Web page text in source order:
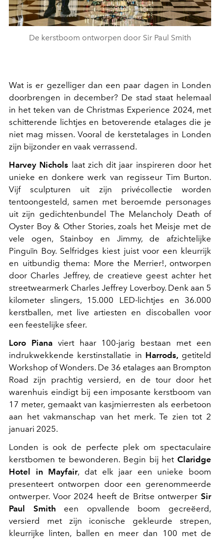
De kerstboom ontworpen door Sir Paul Smith
Wat is er gezelliger dan een paar dagen in Londen
doorbrengen in december? De stad staat helemaal
in het teken van de Christmas Experience 2024, met
schitterende lichtjes en betoverende etalages die je
niet mag missen. Vooral de kerstetalages in Londen
zijn bijzonder en vaak verrassend.
Harvey Nichols laat zich dit jaar inspireren door het
unieke en donkere werk van regisseur Tim Burton.
Vijf sculpturen uit zijn privécollectie worden
tentoongesteld, samen met beroemde personages
uit zijn gedichtenbundel The Melancholy Death of
Oyster Boy & Other Stories, zoals het Meisje met de
vele ogen, Stainboy en Jimmy, de afzichtelijke
Pinguïn Boy. Selfridges kiest juist voor een kleurrijk
en uitbundig thema: More the Merrier!, ontworpen
door Charles Jeffrey, de creatieve geest achter het
streetwearmerk Charles Jeffrey Loverboy. Denk aan 5
kilometer slingers, 15.000 LED-lichtjes en 36.000
kerstballen, met live artiesten en discoballen voor
een feestelijke sfeer.
Loro Pianaviert haar 100-jarig bestaan met een
indrukwekkende kerstinstallatie in Harrods,getiteld
Workshop of Wonders. De 36 etalages aan Brompton
Road zijn prachtig versierd, en de tour door het
warenhuis eindigt bij een imposante kerstboom van
17 meter, gemaakt van kasjmierresten als eerbetoon
aan het vakmanschap van het merk. Te zien tot 2
januari 2025.
Londen is ook de perfecte plek om spectaculaire
kerstbomen te bewonderen. Begin bij het Claridge
Hotel in Mayfair, dat elk jaar een unieke boom
presenteert ontworpen door een gerenommeerde
ontwerper. Voor 2024 heeft de Britse ontwerper Sir
Paul Smith een opvallende boom gecreëerd,
versierd met zijn iconische gekleurde strepen,
kleurrijke linten, ballen en meer dan 100 met de